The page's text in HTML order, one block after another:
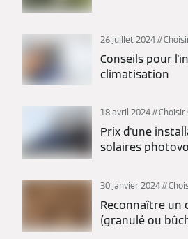
26 juillet 2024
Conseils pour
climatisation
18 avril 2024 Choisir
Prix d'une
solaires
30 janvier 2024
Reconnaître un
(granulé ou